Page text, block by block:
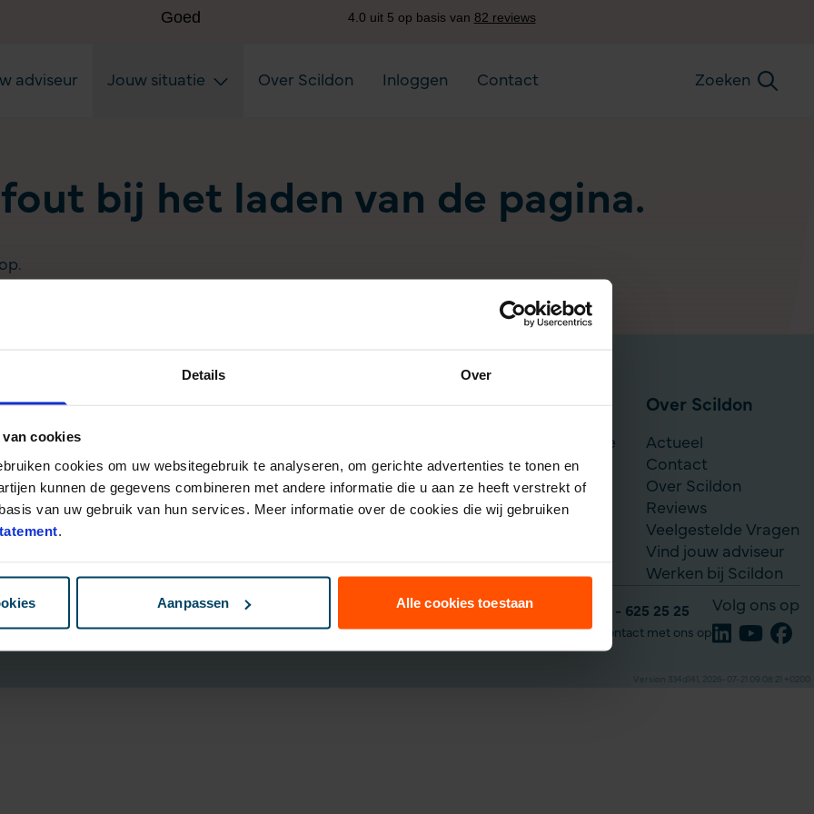
Details Over
cookies
cookies om uw websitegebruik te analyseren, om gerichte advertenties te tonen en
kunnen de gegevens combineren met andere informatie die u aan ze heeft verstrekt of
van uw gebruik van hun services. Meer informatie over de cookies die wij gebruiken
.
Aanpassen Alle cookies toestaan
adviseur Jouw situatie Over Scildon Inloggen Contact Zoeken
bij het laden van de pagina.
Polis
Plan
Direct Ingaand Pensioen
Scildon Werknemerslijfrente
Je situatie verandert
Over Scildon
Actueel
Contact
Over Scildon
Reviews
Veelgestelde Vragen
Vind jouw adviseur
Werken bij Scildon
Tel: 035 - 625 25 25
Neem contact met ons op
Volg ons op
Version 334d141, 2026-07-21 09:08:21 +0200